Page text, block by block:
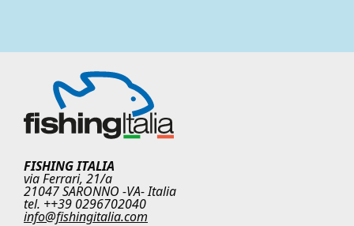
FISHING ITALIA
via Ferrari, 21/a
21047 SARONNO -VA- Italia
tel. ++39 0296702040
info@fishingitalia.com